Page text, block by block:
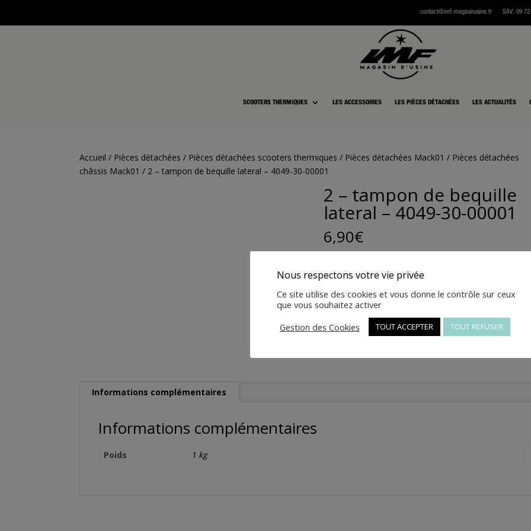
contact@imf-magasinusine.frSAV: 09 72
SCOOTERS THERMIQUES LES ACCESSOIRES LES PIÈCES DÉTACHÉES LES ACTUALITÉS
Accueil / Pièces détachées / Pièces détachées scooters thermiques / Pièces détachées Mack01 / Pièces détachées
châssis Mack01 / 2 – tampon de bequille lateral – 4049-30-00001
2 – tampon de bequille
lateral – 4049-30-00001
6,90€
de
2
-
de
lateral
Ajouter au panier
UGS :4049-30-00001 Catégorie :Pièces détachées
Informations complémentaires
Informations complémentaires
Poids 1 kg
Nous respectons votre vie privée
Ce site utilise des cookies et vous donne le contrôle sur ceux
que vous souhaitez activer
Gestion des Cookies
TOUT ACCEPTER TOUT REFUSER